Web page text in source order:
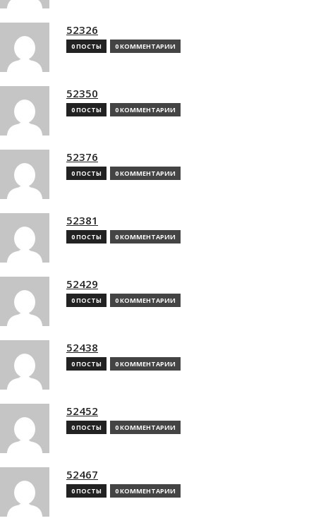
52326
0 ПОСТЫ 0 КОММЕНТАРИИ
52350
0 ПОСТЫ 0 КОММЕНТАРИИ
52376
0 ПОСТЫ 0 КОММЕНТАРИИ
52381
0 ПОСТЫ 0 КОММЕНТАРИИ
52429
0 ПОСТЫ 0 КОММЕНТАРИИ
52438
0 ПОСТЫ 0 КОММЕНТАРИИ
52452
0 ПОСТЫ 0 КОММЕНТАРИИ
52467
0 ПОСТЫ 0 КОММЕНТАРИИ